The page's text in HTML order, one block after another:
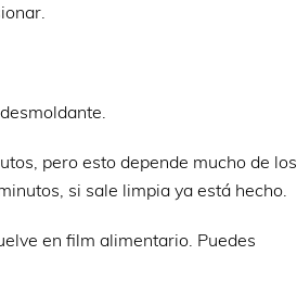
pero esto depende mucho de los
si sale limpia ya está hecho.
en film alimentario. Puedes